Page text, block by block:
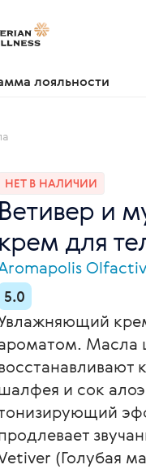
лояльности
НЕТ В НАЛИЧИИ
Ветивер и
крем для
5.0
Масла
и сок
(Голубая